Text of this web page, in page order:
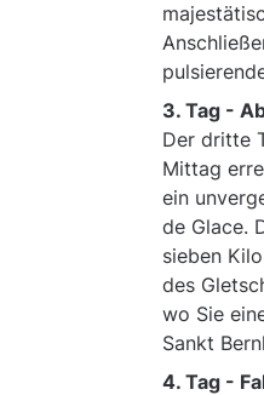
3. Tag -
Der dritte
Mittag
ein
de Glace.
sieben
des
wo Sie
Sankt
4. Tag -